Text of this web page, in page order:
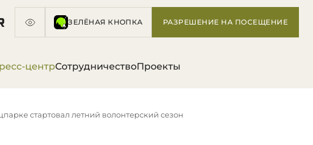
ЗЕЛЁНАЯ КНОПКА РАЗРЕШЕНИЕ НА ПОСЕЩЕНИЕ
центрСотрудничествоПроекты
стартовал летний волонтерский сезон